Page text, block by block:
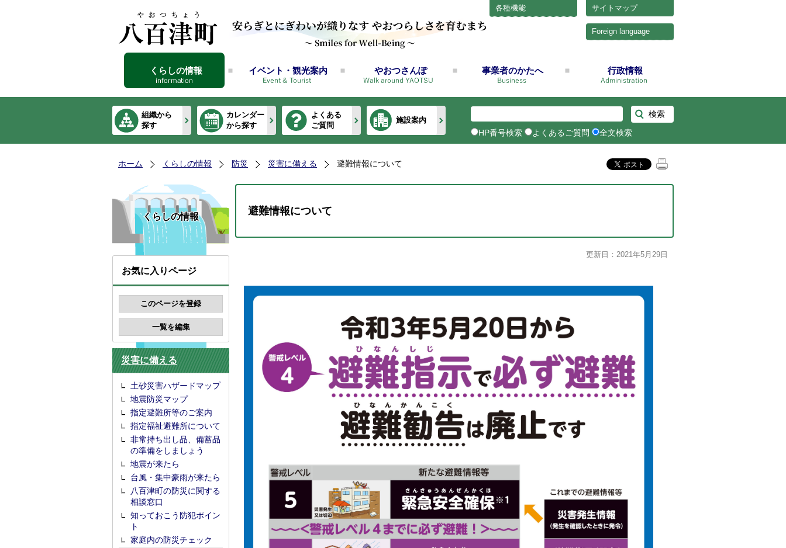
サイトマップ
各種機能
Foreign language
くらしの情報 イベント・観光案内 やおつさんぽ 事業者のかたへ 行政情報
組織から
探す
カレンダー
から探す
よくある
ご質問
施設案内
HP番号検索 よくあるご質問 全文検索
ホーム くらしの情報 防災 災害に備える 避難情報について
くらしの情報
お気に入りページ
災害に備える
土砂災害ハザードマップ
地震防災マップ
指定避難所等のご案内
指定福祉避難所について
非常持ち出し品、備蓄品
の準備をしましょう
地震が来たら
台風・集中豪雨が来たら
八百津町の防災に関する
相談窓口
知っておこう防犯ポイン
ト
家庭内の防災チェック
避難情報について
更新日：2021年5月29日